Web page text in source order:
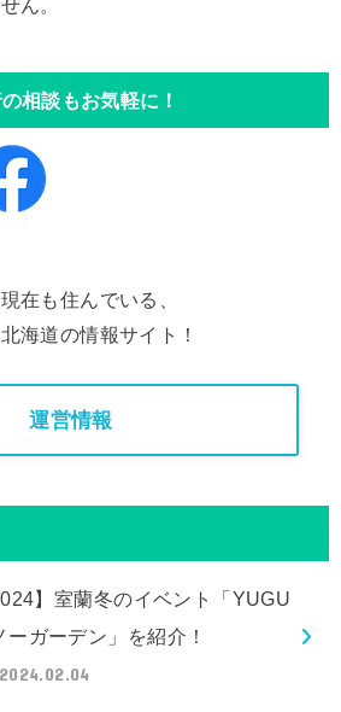
ん。
相談もお気軽に！
在も住んでいる、
海道の情報サイト！
運営情報
】室蘭冬のイベント「YUGU
ーガーデン」を紹介！
2024.02.04